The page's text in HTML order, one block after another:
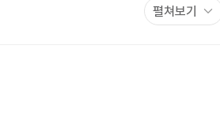
신(神)을 찾아서 227 • 젊은이들에게
등 297 • 현실에서 탈출하는 예술가 303
펼쳐보기